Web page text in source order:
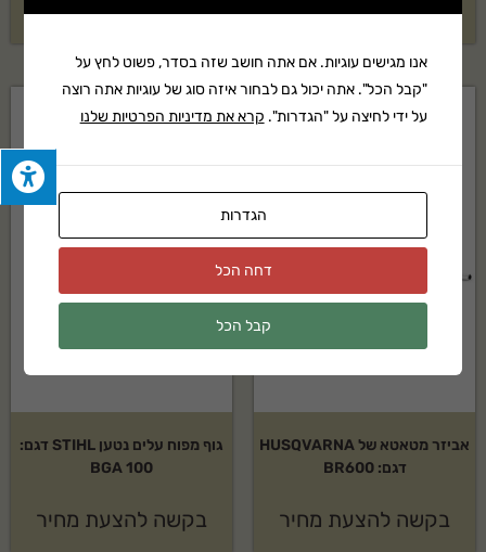
בקשה להצעת מחיר
אביזר מטאטא של HUSQVARNA
דגם: BR600
בקשה להצעת מחיר
גוף מפוח עלים נטען STIHL דגם:
BGA 100
בקשה להצעת מחיר
אנו מגישים עוגיות. אם אתה חושב שזה בסדר, פשוט לחץ על
"קבל הכל". אתה יכול גם לבחור איזה סוג של עוגיות אתה רוצה
על ידי לחיצה על "הגדרות". קרא את מדיניות הפרטיות שלנו
הגדרות
דחה הכל
קבל הכל